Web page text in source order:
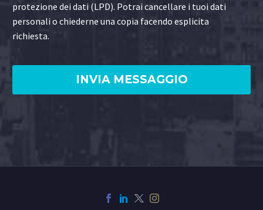
protezione dei dati (LPD). Potrai cancellare i tuoi dati
personali o chiederne una copia facendo esplicita
richiesta.